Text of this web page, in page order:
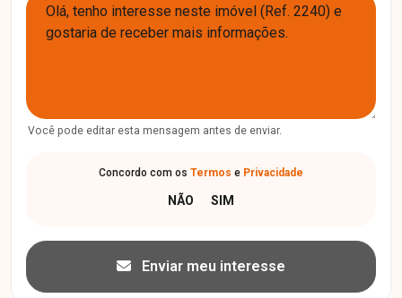
Você pode editar esta mensagem antes de enviar.
Concordo com os Termos e Privacidade
Enviar meu interesse